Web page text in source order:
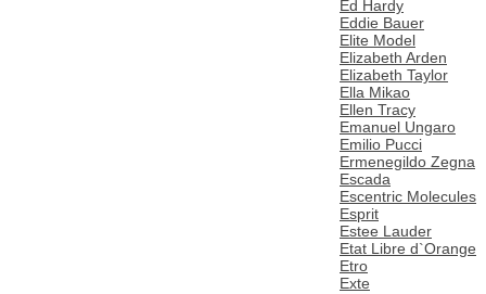
Ed Hardy
Eddie Bauer
Elite Model
Elizabeth Arden
Elizabeth Taylor
Ella Mikao
Ellen Tracy
Emanuel Ungaro
Emilio Pucci
Ermenegildo Zegna
Escada
Escentric Molecules
Esprit
Estee Lauder
Etat Libre d`Orange
Etro
Exte